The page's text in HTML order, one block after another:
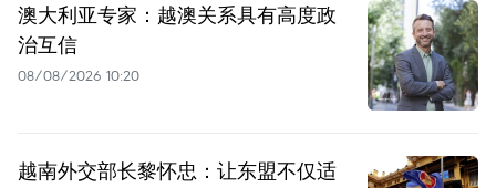
澳大利亚专家：越澳关系具有高度政
治互信
08/08/2026 10:20
越南外交部长黎怀忠：让东盟不仅适